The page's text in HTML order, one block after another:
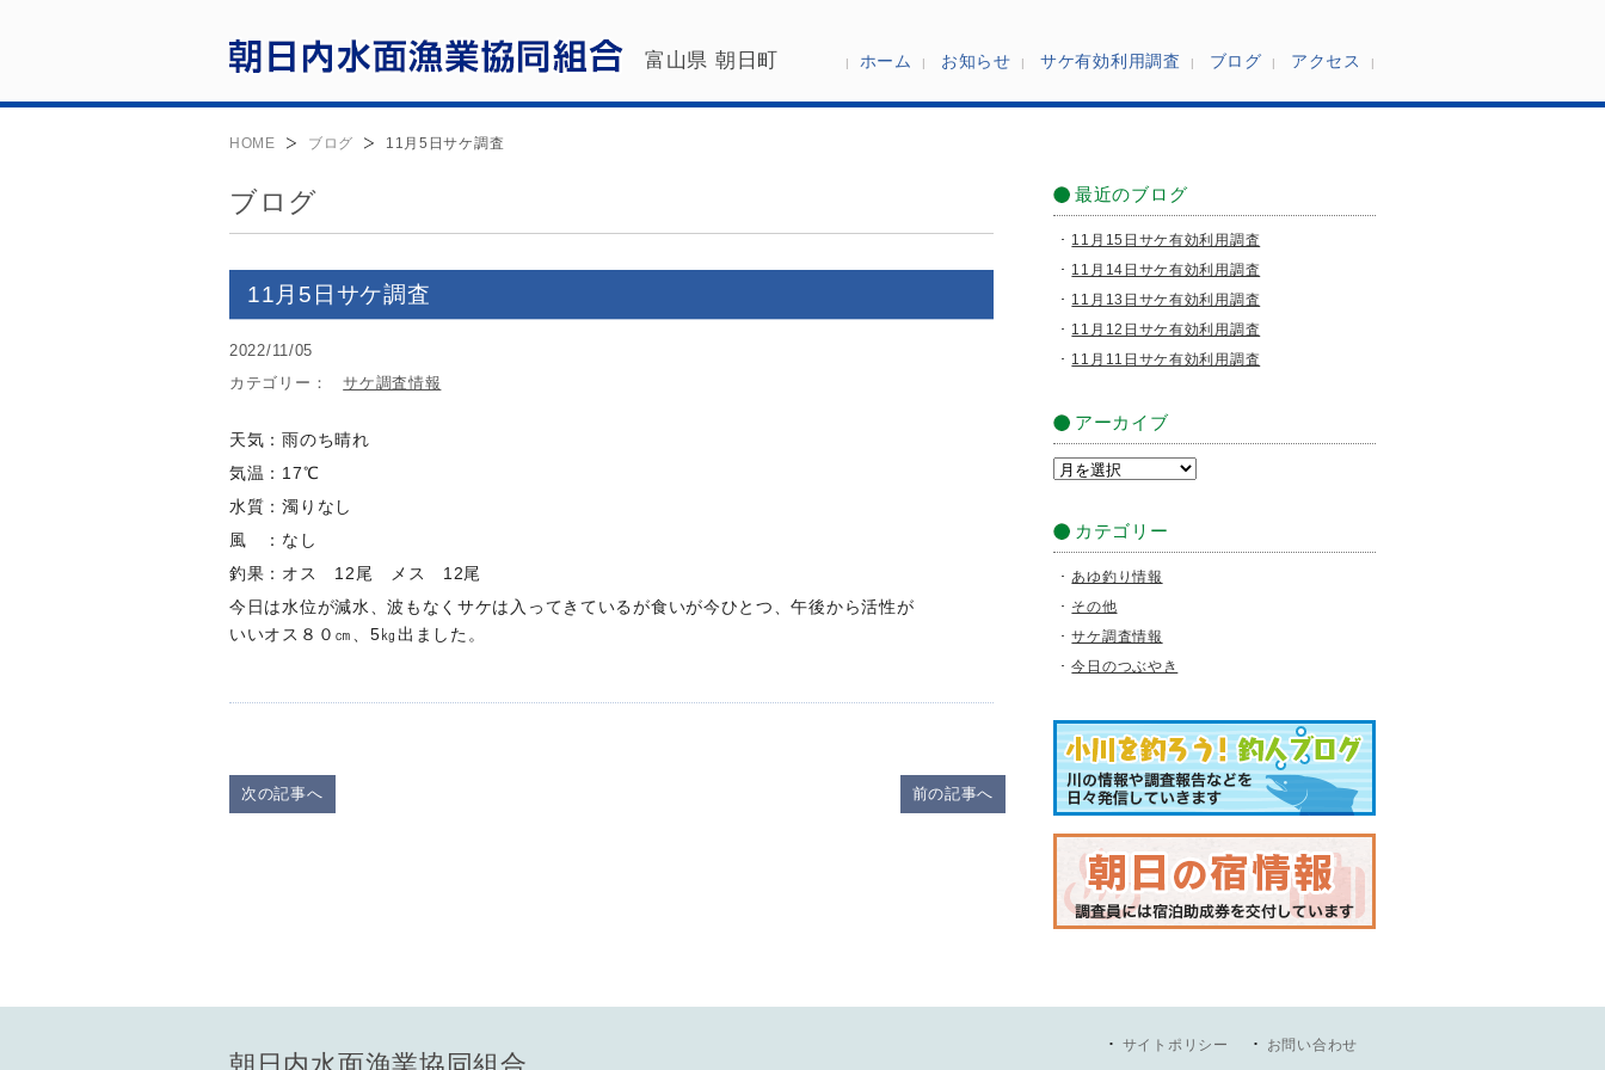
富山県 朝日町 ホーム お知らせ サケ有効利用調査 ブログ アクセス
HOME ブログ 11月5日サケ調査
ブログ
11月5日サケ調査
2022/11/05
カテゴリー：
サケ調査情報
天気：雨のち晴れ
気温：17℃
水質：濁りなし
風 ：なし
釣果：オス 12尾 メス 12尾
今日は水位が減水、波もなくサケは入ってきているが食いが今ひとつ、午後から活性が
いいオス８０㎝、5㎏出ました。
次の記事へ 前の記事へ
最近のブログ
11月15日サケ有効利用調査
11月14日サケ有効利用調査
11月13日サケ有効利用調査
11月12日サケ有効利用調査
11月11日サケ有効利用調査
アーカイブ
ア
イ カテゴリー
あゆ釣り情報
その他
サケ調査情報
今日のつぶやき
サイトポリシー お問い合わせ